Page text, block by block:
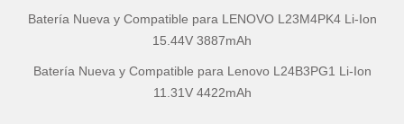
Batería Nueva y Compatible para LENOVO L23M4PK4 Li-Ion
15.44V 3887mAh
Batería Nueva y Compatible para Lenovo L24B3PG1 Li-Ion
11.31V 4422mAh